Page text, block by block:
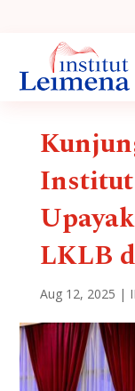
LKLB
Aug 12, 2025 |